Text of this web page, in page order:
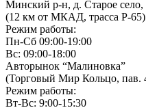
Минский р-н, д. Старое село,
(12 км от МКАД, трасса P-65)
Режим работы:
Пн-Сб 09:00-19:00
Вс: 09:00-18:00
Авторынок “Малиновка”
(Торговый Мир Кольцо, пав.
Режим работы:
Вт-Вс: 9:00-15:30